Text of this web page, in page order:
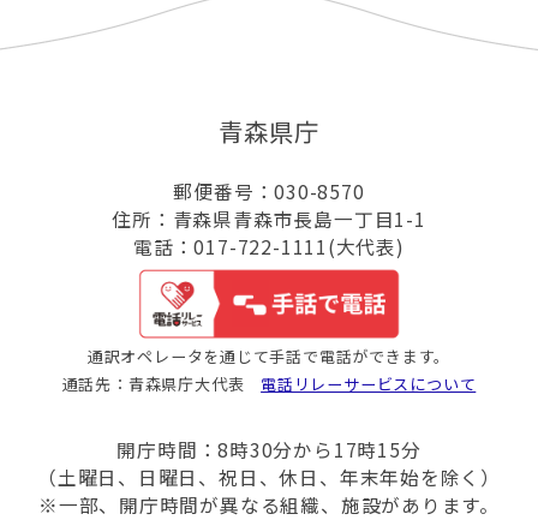
青森県庁
郵便番号：030-8570
住所：青森県青森市長島一丁目1-1
電話：017-722-1111(大代表)
通訳オペレータを通じて手話で電話ができます。
通話先：青森県庁大代表 電話リレーサービスについて
開庁時間：8時30分から17時15分
（土曜日、日曜日、祝日、休日、年末年始を除く）
※一部、開庁時間が異なる組織、施設があります。